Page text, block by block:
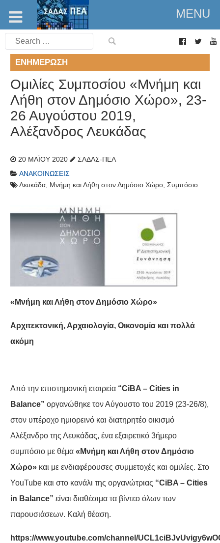
MENU
Search
for:
ΕΝΗΜΈΡΩΣΗ
Ομιλίες Συμποσίου «Μνήμη και
Λήθη στον Δημόσιο Χώρο», 23-
26 Αυγούστου 2019,
Αλέξανδρος Λευκάδας
20 ΜΑΪ́ΟΥ 2020
ΣΑΔΑΣ-ΠΕΑ
ΑΝΑΚΟΙΝΏΣΕΙΣ
Λευκάδα, Μνήμη και Λήθη στον Δημόσιο Χώρο, Συμπόσιο
«Μνήμη και Λήθη στον Δημόσιο Χώρο»
Αρχιτεκτονική, Αρχαιολογία, Οικονομία και πολλά
ακόμη
Από την επιστημονική εταιρεία “CiBA – Cities in
Balance” οργανώθηκε τον Αύγουστο του 2019 (23-26/8),
στον υπέροχο ημιορεινό και διατηρητέο οικισμό
Αλέξανδρο της Λευκάδας, ένα εξαιρετικό 3ήμερο
συμπόσιο με θέμα «Μνήμη και Λήθη στον Δημόσιο
Χώρο»και με ενδιαφέρουσες συμμετοχές και ομιλίες. Στο
YouTube και στο κανάλι της οργανώτριας “CiBA – Cities
in Balance” είναι διαθέσιμα τα βίντεο όλων των
παρουσιάσεων. Καλή θέαση.
https://www.youtube.com/channel /UCL1ciBJvUvigy6